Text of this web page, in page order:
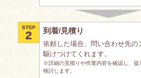
到着/見積り
依頼した場合、問い合わせ先の
駆けつけてくれます。
※詳細の見積りや作業内容を確認し、提
検討します。